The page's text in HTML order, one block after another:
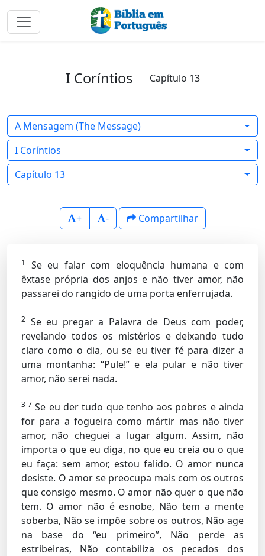
I Coríntios Capítulo 13
A Mensagem (The Message)
I Coríntios
Capítulo 13
+ - Compartilhar
1
Se eu falar com eloquência humana e com
êxtase própria dos anjos e não tiver amor, não
passarei do rangido de uma porta enferrujada.
2 Se eu pregar a Palavra de Deus com poder,
revelando todos os mistérios e deixando tudo
claro como o dia, ou se eu tiver fé para dizer a
uma montanha: “Pule!” e ela pular e não tiver
amor, não serei nada.
3-7 Se eu der tudo que tenho aos pobres e ainda
for para a fogueira como mártir mas não tiver
amor, não cheguei a lugar algum. Assim, não
importa o que eu diga, no que eu creia ou o que
eu faça: sem amor, estou falido. O amor nunca
desiste. O amor se preocupa mais com os outros
que consigo mesmo. O amor não quer o que não
tem. O amor não é esnobe, Não tem a mente
soberba, Não se impõe sobre os outros, Não age
na base do “eu primeiro”, Não perde as
estribeiras, Não contabiliza os pecados dos